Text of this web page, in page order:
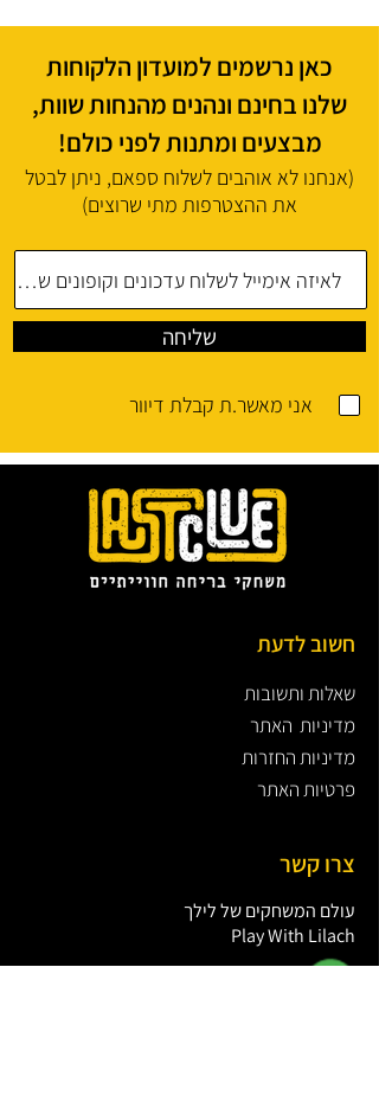
כאן נרשמים למועדון הלקוחות
שלנו בחינם ונהנים מהנחות שוות,
מבצעים ומתנות לפני כולם!
(אנחנו לא אוהבים לשלוח ספאם, ניתן לבטל
את ההצטרפות מתי שרוצים)
שליחה
אני מאשר.ת קבלת דיוור
חשוב לדעת
שאלות ותשובות
מדיניות האתר
מדיניות החזרות
פרטיות האתר
צרו קשר
עולם המשחקים של לילך
Play With Lilach